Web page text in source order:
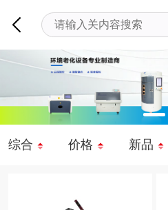
综合 价格 新品